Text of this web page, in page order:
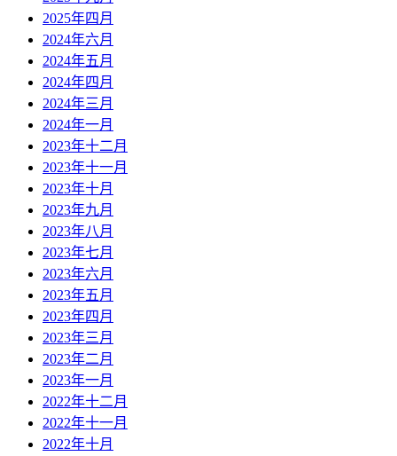
2025年四月
2024年六月
2024年五月
2024年四月
2024年三月
2024年一月
2023年十二月
2023年十一月
2023年十月
2023年九月
2023年八月
2023年七月
2023年六月
2023年五月
2023年四月
2023年三月
2023年二月
2023年一月
2022年十二月
2022年十一月
2022年十月